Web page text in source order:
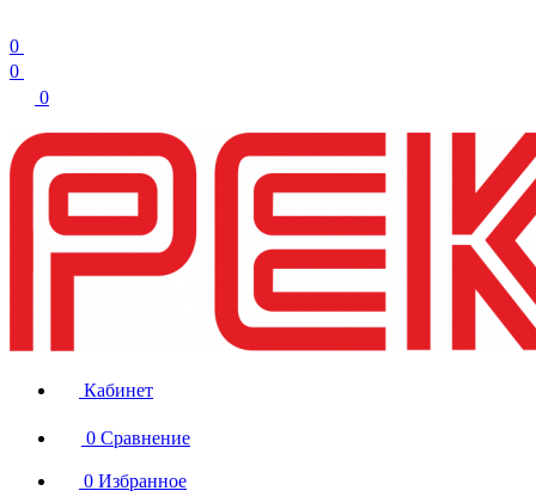
0
0
0
Кабинет
0 Сравнение
0 Избранное